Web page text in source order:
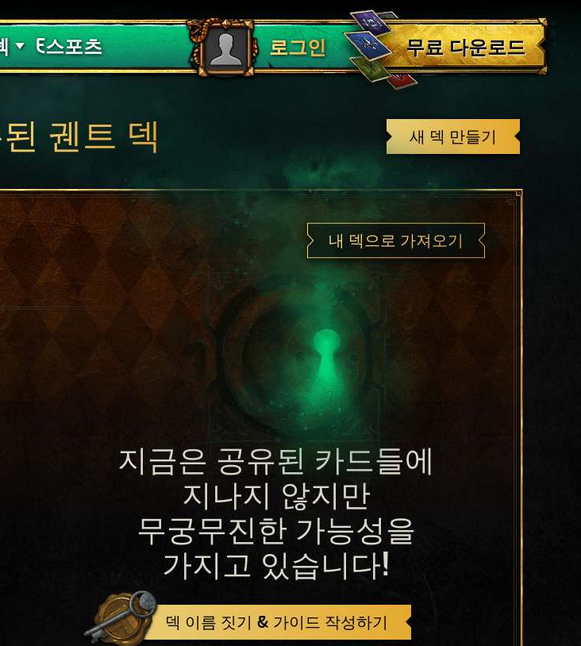
가이드
E스포츠 로그인
로그아웃
무료 다운로드
새 덱 만들기
궨트 덱
내 덱으로 가져오기
지금은 공유된 카드들에
지나지 않지만
무궁무진한 가능성을
가지고 있습니다!
덱 이름 짓기 & 가이드 작성하기